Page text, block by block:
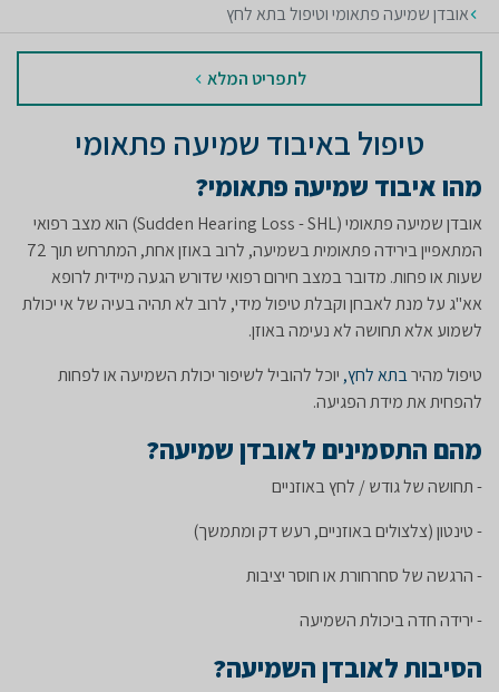
אובדן שמיעה פתאומי וטיפול בתא לחץ
לתפריט המלא
טיפול באיבוד שמיעה פתאומי
מהו איבוד שמיעה פתאומי?
אובדן שמיעה פתאומי (Sudden Hearing Loss - SHL) הוא מצב רפואי
המתאפיין בירידה פתאומית בשמיעה, לרוב באוזן אחת, המתרחש תוך 72
שעות או פחות. מדובר במצב חירום רפואי שדורש הגעה מיידית לרופא
אא"ג על מנת לאבחן וקבלת טיפול מידי, לרוב לא תהיה בעיה של אי יכולת
לשמוע אלא תחושה לא נעימה באוזן.
טיפול מהירבתא לחץ, יוכל להוביל לשיפור יכולת השמיעה או לפחות
להפחית את מידת הפגיעה.
מהם התסמינים לאובדן שמיעה?
- תחושה של גודש / לחץ באוזניים
- טינטון (צלצולים באוזניים, רעש דק ומתמשך)
- הרגשה של סחרחורת או חוסר יציבות
- ירידה חדה ביכולת השמיעה
הסיבות לאובדן השמיעה?